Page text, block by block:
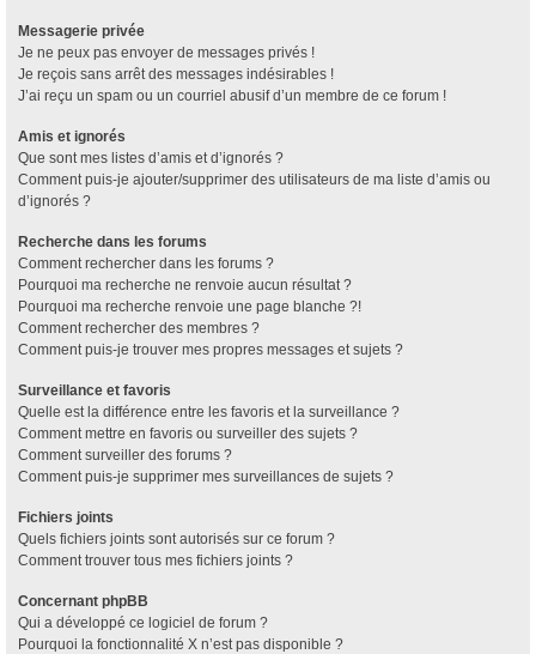
Messagerie privée
Je ne peux pas envoyer de messages privés !
Je reçois sans arrêt des messages indésirables !
J’ai reçu un spam ou un courriel abusif d’un membre de ce forum !
Amis et ignorés
Que sont mes listes d’amis et d’ignorés ?
Comment puis-je ajouter/supprimer des utilisateurs de ma liste d’amis ou
d’ignorés ?
Recherche dans les forums
Comment rechercher dans les forums ?
Pourquoi ma recherche ne renvoie aucun résultat ?
Pourquoi ma recherche renvoie une page blanche ?!
Comment rechercher des membres ?
Comment puis-je trouver mes propres messages et sujets ?
Surveillance et favoris
Quelle est la différence entre les favoris et la surveillance ?
Comment mettre en favoris ou surveiller des sujets ?
Comment surveiller des forums ?
Comment puis-je supprimer mes surveillances de sujets ?
Fichiers joints
Quels fichiers joints sont autorisés sur ce forum ?
Comment trouver tous mes fichiers joints ?
Concernant phpBB
Qui a développé ce logiciel de forum ?
Pourquoi la fonctionnalité X n’est pas disponible ?